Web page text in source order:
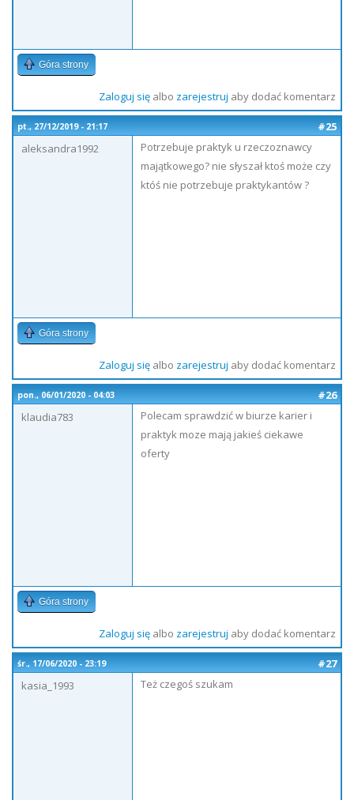
Góra strony
Zaloguj sięalbo zarejestruj aby dodać komentarz
pt., 27/12/2019 - 21:17
#25
aleksandra1992
Potrzebuje praktyk u rzeczoznawcy
majątkowego? nie słyszał ktoś może czy
któś nie potrzebuje praktykantów ?
Góra strony
Zaloguj sięalbo zarejestruj aby dodać komentarz
pon., 06/01/2020 - 04:03
#26
klaudia783
Polecam sprawdzić w biurze karier i
praktyk moze mają jakieś ciekawe
oferty
Góra strony
Zaloguj sięalbo zarejestruj aby dodać komentarz
śr., 17/06/2020 - 23:19
#27
kasia_1993
Też czegoś szukam